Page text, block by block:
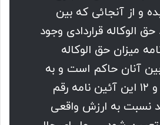
و از آنجائی که بین
الوکاله قراردادی وجود
میزان حق الوکاله
۱۳۷۸ بین آنان حاکم است و به
موجب مواد ۳ و ۱۲ این آئین نامه رقم
نسبت به ارزش واقعی